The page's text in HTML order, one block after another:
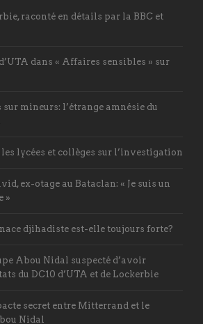
raconté en détails par la BBC et
dans « Affaires sensibles » sur
mineurs: l’étrange amnésie du
lycées et collèges sur l’investigation
ex-otage au Bataclan: « Je suis un
»
djihadiste est-elle toujours forte?
Abou Nidal suspecté d’avoir
du DC10 d’UTA et de Lockerbie
secret entre Mitterrand et le
Nidal